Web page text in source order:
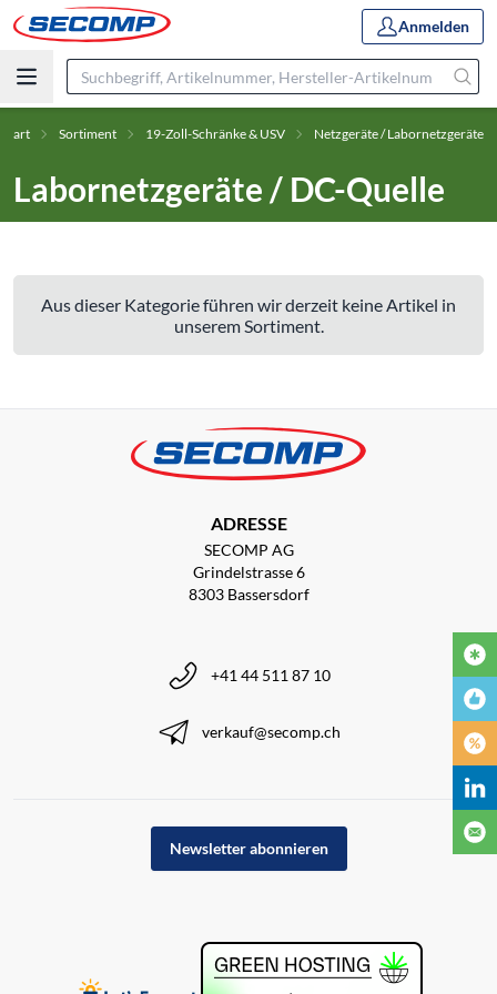
Anmelden
Start Sortiment 19-Zoll-Schränke & USV Netzgeräte / Labornetzgeräte
Labornetzgeräte / DC-Quelle
Aus dieser Kategorie führen wir derzeit keine Artikel in
unserem Sortiment.
ADRESSE
SECOMP AG
Grindelstrasse 6
8303 Bassersdorf
+41 44 511 87 10
verkauf@secomp.ch
Newsletter abonnieren